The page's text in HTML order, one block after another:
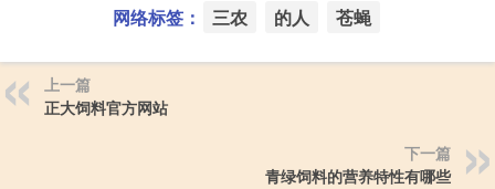
网络标签： 三农 的人 苍蝇
上一篇
正大饲料官方网站
下一篇
青绿饲料的营养特性有哪些